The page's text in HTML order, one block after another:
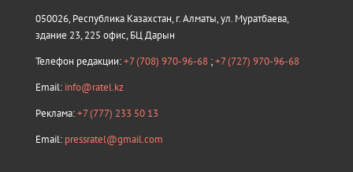
050026, Республика Казахстан, г. Алматы, ул. Муратбаева,
здание 23, 225 офис, БЦ Дарын
Телефон редакции:+7 (708) 970-96-68 ;+7 (727) 970-96-68
Email: info@ratel.kz
Реклама:+7 (777) 233 50 13
Email: pressratel@gmail.com